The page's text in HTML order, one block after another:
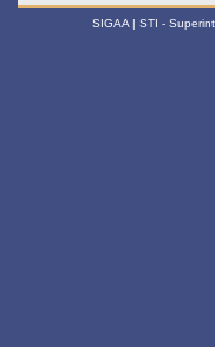
SIGAA | STI -